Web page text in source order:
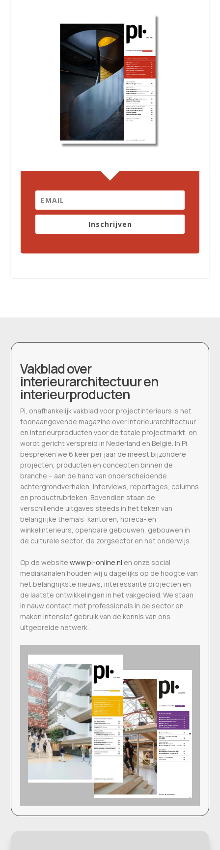
Inschrijven
Vakblad over
interieurarchitectuur en
interieurproducten
Pi, onafhankelijk vakblad voor projectinterieurs is het
toonaangevende magazine over interieurarchitectuur
en interieurproducten voor de totale projectmarkt, en
wordt gericht verspreid in Nederland en België. In Pi
bespreken we 6 keer per jaar de meest bijzondere
projecten, producten en concepten binnen de
branche – aan de hand van onderscheidende
achtergrondverhalen, interviews, reportages, columns
en productrubrieken. Bovendien staan de
verschillende uitgaves steeds in het teken van
belangrijke thema’s: kantoren, horeca- en
winkelinterieurs, openbare gebouwen, gebouwen in
de culturele sector, de zorgsector en het onderwijs.
Op de websitewww.pi-online.nl en onze social
mediakanalen houden wij u dagelijks op de hoogte van
het belangrijkste nieuws, interessante projecten en
de laatste ontwikkelingen in het vakgebied. We staan
in nauw contact met professionals in de sector en
maken intensief gebruik van de kennis van ons
uitgebreide netwerk.